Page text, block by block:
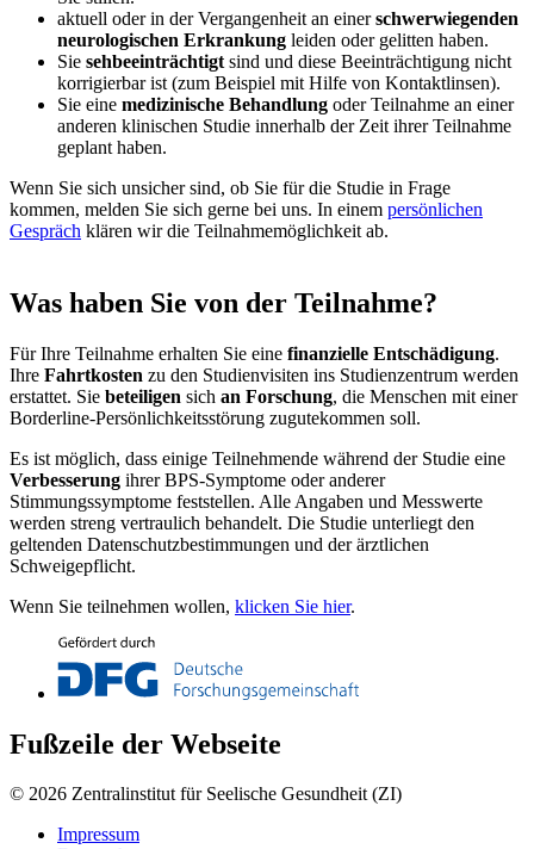
aktuell oder in der Vergangenheit an einerschwerwiegenden
neurologischen Erkrankung leiden oder gelitten haben.
Sie sehbeeinträchtigt sind und diese Beeinträchtigung nicht
korrigierbar ist (zum Beispiel mit Hilfe von Kontaktlinsen).
Sie eine medizinische Behandlung oder Teilnahme an einer
anderen klinischen Studie innerhalb der Zeit ihrer Teilnahme
geplant haben.
Wenn Sie sich unsicher sind, ob Sie für die Studie in Frage
kommen, melden Sie sich gerne bei uns. In einem persönlichen
Gespräch klären wir die Teilnahmemöglichkeit ab.
Was haben Sie von der Teilnahme?
Für Ihre Teilnahme erhalten Sie eine finanzielle Entschädigung.
Ihre Fahrtkosten zu den Studienvisiten ins Studienzentrum werden
erstattet. Sie beteiligen sich an Forschung, die Menschen mit einer
Borderline-Persönlichkeitsstörung zugutekommen soll.
Es ist möglich, dass einige Teilnehmende während der Studie eine
Verbesserung ihrer BPS-Symptome oder anderer
Stimmungssymptome feststellen. Alle Angaben und Messwerte
werden streng vertraulich behandelt. Die Studie unterliegt den
geltenden Datenschutzbestimmungen und der ärztlichen
Schweigepflicht.
Wenn Sie teilnehmen wollen, klicken Sie hier.
Fußzeile der Webseite
© 2026 Zentralinstitut für Seelische Gesundheit (ZI)
Impressum